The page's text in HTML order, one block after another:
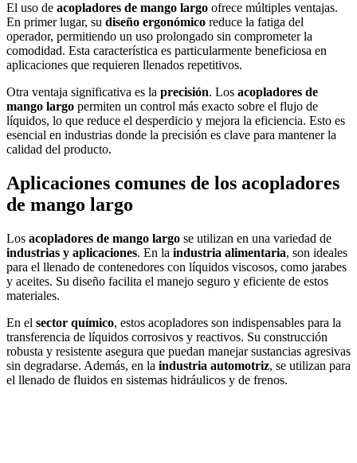
El uso de acopladores de mango largo ofrece múltiples ventajas.
En primer lugar, su diseño ergonómico reduce la fatiga del
operador, permitiendo un uso prolongado sin comprometer la
comodidad. Esta característica es particularmente beneficiosa en
aplicaciones que requieren llenados repetitivos.
Otra ventaja significativa es la precisión. Los acopladores de
mango largo permiten un control más exacto sobre el flujo de
líquidos, lo que reduce el desperdicio y mejora la eficiencia. Esto es
esencial en industrias donde la precisión es clave para mantener la
calidad del producto.
Aplicaciones comunes de los acopladores
de mango largo
Los acopladores de mango largo se utilizan en una variedad de
industrias y aplicaciones. En la industria alimentaria, son ideales
para el llenado de contenedores con líquidos viscosos, como jarabes
y aceites. Su diseño facilita el manejo seguro y eficiente de estos
materiales.
En el sector químico, estos acopladores son indispensables para la
transferencia de líquidos corrosivos y reactivos. Su construcción
robusta y resistente asegura que puedan manejar sustancias agresivas
sin degradarse. Además, en la industria automotriz, se utilizan para
el llenado de fluidos en sistemas hidráulicos y de frenos.